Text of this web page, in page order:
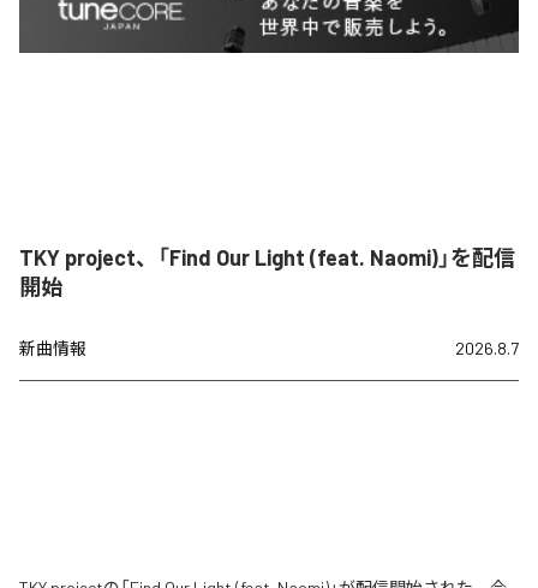
TKY project、「Find Our Light (feat. Naomi)」を配信
開始
新曲情報 2026.8.7